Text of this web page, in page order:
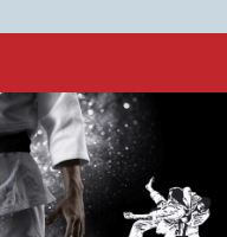
Unter dem Inhalt